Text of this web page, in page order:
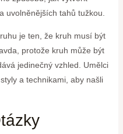
uvolněnějších tahů tužkou.
je ten, že kruh musí být
protože kruh může být
jedinečný vzhled. Umělci
a technikami, aby našli